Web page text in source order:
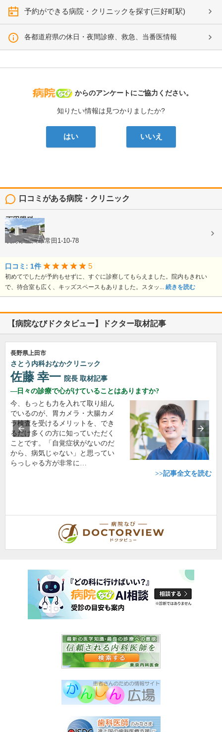
予約ができる病院・クリニックを探す(三好町駅)
各都道府県の休日・夜間診療、救急、当番医情報
病院なび
からのアンケートにご協力ください。
知りたい情報は見つかりましたか?
はい いいえ
口コミがある病院・クリニック
下田眼科
眼科
長野県上田市常田1-10-78
口コミ: 1件 5
初めてでしたが予約もせずに、すぐに診察してもらえました。院内もきれい
で、待合室も広く、キッズスペースもありました。スタッ... 続きを読む
【病院なびドクタビュー】ドクター取材記事
長野県上田市
さとう内科おなかクリニック
佐藤 幸一 院長 取材記事
日々の診療で心がけていることはありますか?
今、もっとも力を入れて取り組ん
でいるのが、胃カメラ・大腸カメ
ラ検査を受けるメリットを、でき
るだけ多くの方に知っていただく
ことです。「自覚症状がないのだ
から、病気じゃない」と思ってい
らっしゃる方が非常に…
>>記事全文を読む